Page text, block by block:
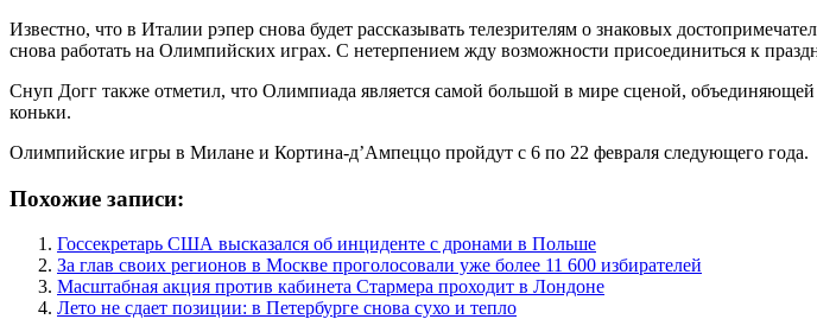
Известно, что в Италии рэпер снова будет рассказывать телезрителям о знаковых
снова работать на Олимпийских играх. С нетерпением жду возможности присоединиться к
Снуп Догг также отметил, что Олимпиада является самой большой в мире сценой,
коньки.
Олимпийские игры в Милане и Кортина-д’Ампеццо пройдут с 6 по 22 февраля следующего года.
Похожие записи:
Госсекретарь США высказался об инциденте с дронами в Польше
За глав своих регионов в Москве проголосовали уже более 11 600 избирателей
Масштабная акция против кабинета Стармера проходит в Лондоне
Лето не сдает позиции: в Петербурге снова сухо и тепло